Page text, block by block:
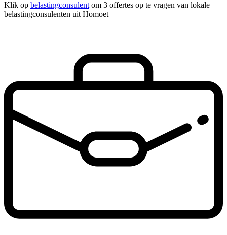
Klik op belastingconsulent om 3 offertes op te vragen van lokale
belastingconsulenten uit Homoet